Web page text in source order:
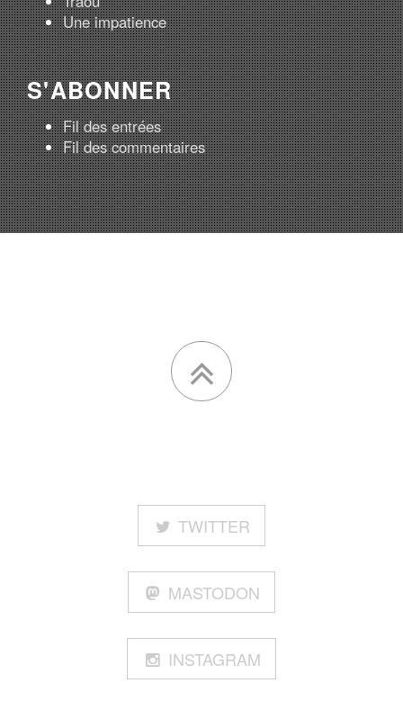
Une impatience
S'ABONNER
Fil des entrées
Fil des commentaires
TWITTER
MASTODON
INSTAGRAM